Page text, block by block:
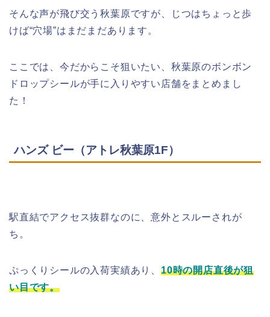
そんな声が飛び交う秋葉原ですが、じつはちょっと歩
けば“穴場”はまだまだあります。
ここでは、今だからこそ狙いたい、秋葉原のボンボン
ドロップシールが手に入りやすい店舗をまとめまし
た！
ハンズ ビー（アトレ秋葉原1F）
駅直結でアクセス抜群なのに、意外とスルーされが
ち。
ぷっくりシールの入荷実績あり、 10時の開店直後が狙
い目です。